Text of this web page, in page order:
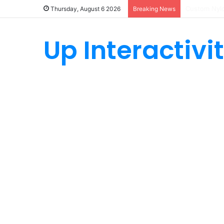
Thursday, August 6 2026 Breaking News
Up